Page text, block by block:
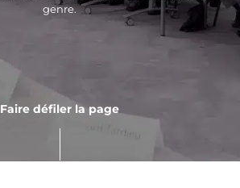
genre.
Faire défiler la page